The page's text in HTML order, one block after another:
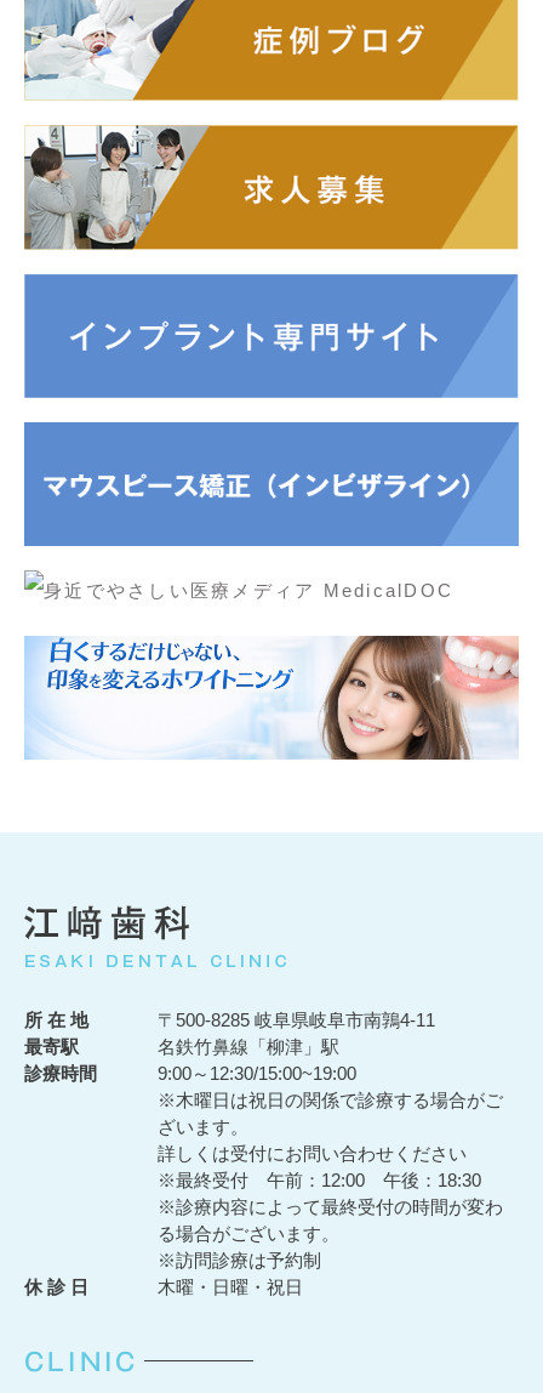
所 在 地
〒500-8285 岐阜県岐阜市南鶉4-11
最寄駅
名鉄竹鼻線「柳津」駅
診療時間
9:00～12:30/15:00~19:00
※木曜日は祝日の関係で診療する場合がご
ざいます。
詳しくは受付にお問い合わせください
※最終受付 午前：12:00 午後：18:30
※診療内容によって最終受付の時間が変わ
る場合がございます。
※訪問診療は予約制
休 診 日
木曜・日曜・祝日
CLINIC